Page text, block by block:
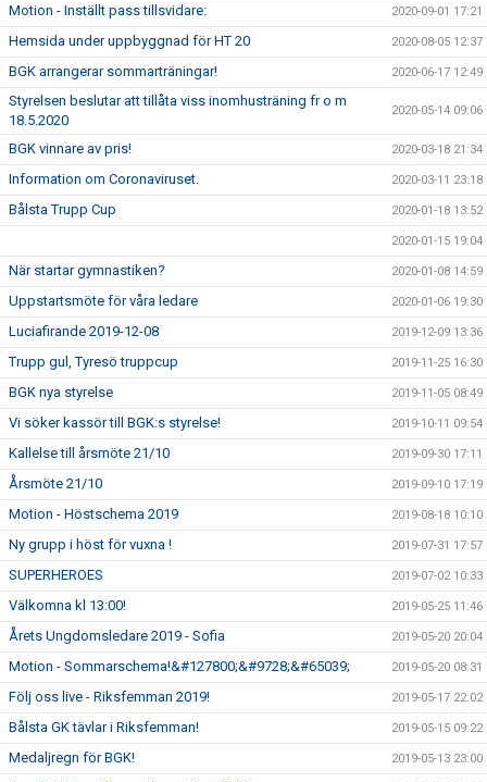
Motion - Inställt pass tillsvidare: 2020-09-01 17:21
Hemsida under uppbyggnad för HT 20 2020-08-05 12:37
BGK arrangerar sommarträningar! 2020-06-17 12:49
Styrelsen beslutar att tillåta viss inomhusträning fr o m
18.5.2020
2020-05-14 09:06
BGK vinnare av pris! 2020-03-18 21:34
Information om Coronaviruset. 2020-03-11 23:18
Bålsta Trupp Cup 2020-01-18 13:52
2020-01-15 19:04
När startar gymnastiken? 2020-01-08 14:59
Uppstartsmöte för våra ledare 2020-01-06 19:30
Luciafirande 2019-12-08 2019-12-09 13:36
Trupp gul, Tyresö truppcup 2019-11-25 16:30
BGK nya styrelse 2019-11-05 08:49
Vi söker kassör till BGK:s styrelse! 2019-10-11 09:54
Kallelse till årsmöte 21/10 2019-09-30 17:11
Årsmöte 21/10 2019-09-10 17:19
Motion - Höstschema 2019 2019-08-18 10:10
Ny grupp i höst för vuxna ! 2019-07-31 17:57
SUPERHEROES 2019-07-02 10:33
Välkomna kl 13:00! 2019-05-25 11:46
Årets Ungdomsledare 2019 - Sofia 2019-05-20 20:04
Motion - Sommarschema!&#127800;&#9728;&#65039; 2019-05-20 08:31
Följ oss live - Riksfemman 2019! 2019-05-17 22:02
Bålsta GK tävlar i Riksfemman! 2019-05-15 09:22
Medaljregn för BGK! 2019-05-13 23:00